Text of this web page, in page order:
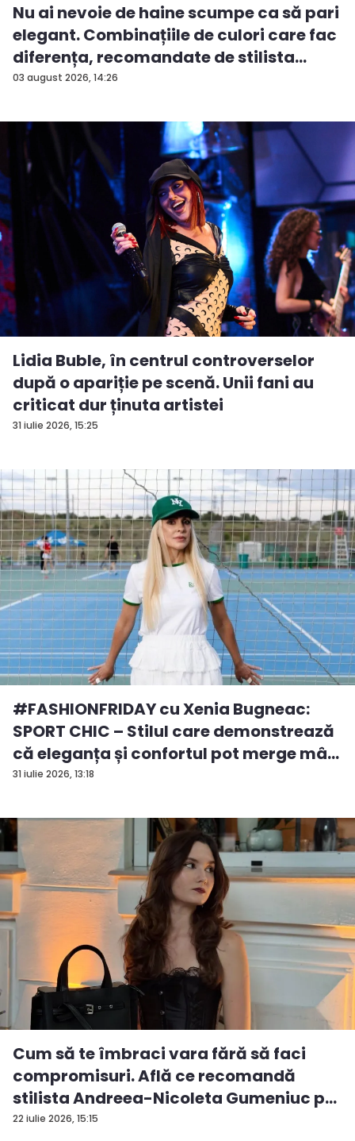
03 august 2026, 14:26
Nu ai nevoie de haine scumpe ca să pari
elegant. Combinațiile de culori care fac
diferența, recomandate de stilista
And...
31 iulie 2026, 15:25
Lidia Buble, în centrul controverselor
după o apariție pe scenă. Unii fani au
criticat dur ținuta artistei
31 iulie 2026, 13:18
#FASHIONFRIDAY cu Xenia Bugneac:
SPORT CHIC – Stilul care demonstrează
că eleganța și confortul pot merge mâ...
22 iulie 2026, 15:15
Cum să te îmbraci vara fără să faci
compromisuri. Află ce recomandă
stilista Andreea-Nicoleta Gumeniuc p...